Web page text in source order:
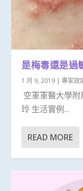
是梅毒還是過
1 月 9, 2019 |專家說
空軍軍醫大學
玲 生活實例...
READ MORE